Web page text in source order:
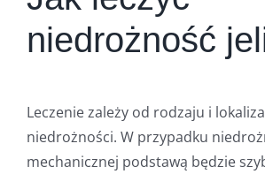
niedrożność
Leczenie zależy od rodzaju i
niedrożności. W przypadku
mechanicznej podstawą będzie